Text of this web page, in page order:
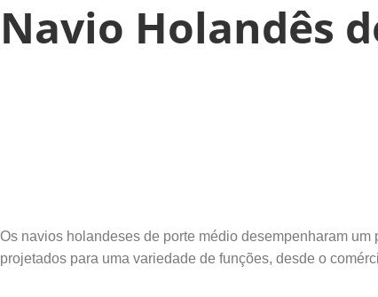
Navio Holandês
Os navios holandeses de porte médio desempenharam
projetados para uma variedade de funções, desde o